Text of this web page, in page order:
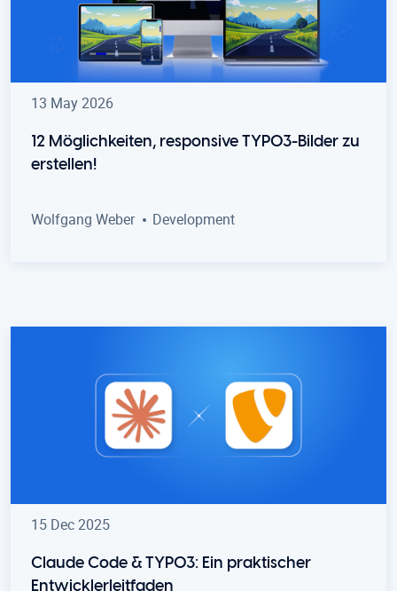
13 May 2026
12 Möglichkeiten, responsive TYPO3-Bilder zu
erstellen!
Wolfgang Weber Development
15 Dec 2025
Claude Code & TYPO3: Ein praktischer
Entwicklerleitfaden